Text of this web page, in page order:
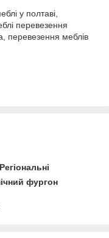
у полтаві,
перевезення
перевезення меблів
фургон